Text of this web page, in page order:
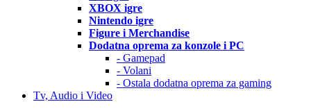
XBOX igre
Nintendo igre
Figure i Merchandise
Dodatna oprema za konzole i PC
- Gamepad
- Volani
- Ostala dodatna oprema za gaming
Tv, Audio i Video